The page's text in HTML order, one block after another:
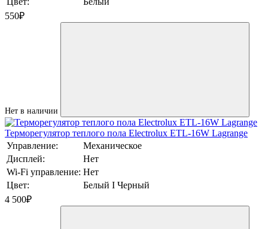
550₽
Нет в наличии
Терморегулятор теплого пола Electrolux ETL-16W Lagrange
Управление:
Механическое
Дисплей:
Нет
Wi-Fi управление: Нет
Цвет:
Белый I Черный
4 500₽